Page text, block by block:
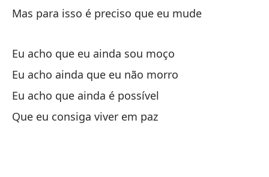
Mas para isso é preciso que eu mude
Eu acho que eu ainda sou moço
Eu acho ainda que eu não morro
Eu acho que ainda é possível
Que eu consiga viver em paz